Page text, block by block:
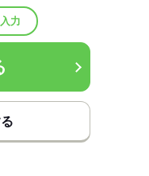
力